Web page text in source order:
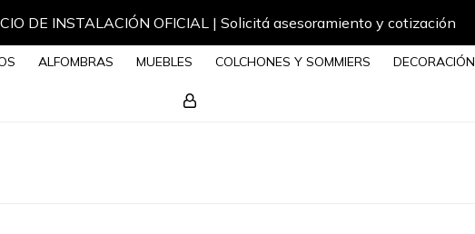
DE INSTALACIÓN OFICIAL | Solicitá asesoramiento y cotización
ALFOMBRAS MUEBLES COLCHONES Y SOMMIERS DECORACIÓN